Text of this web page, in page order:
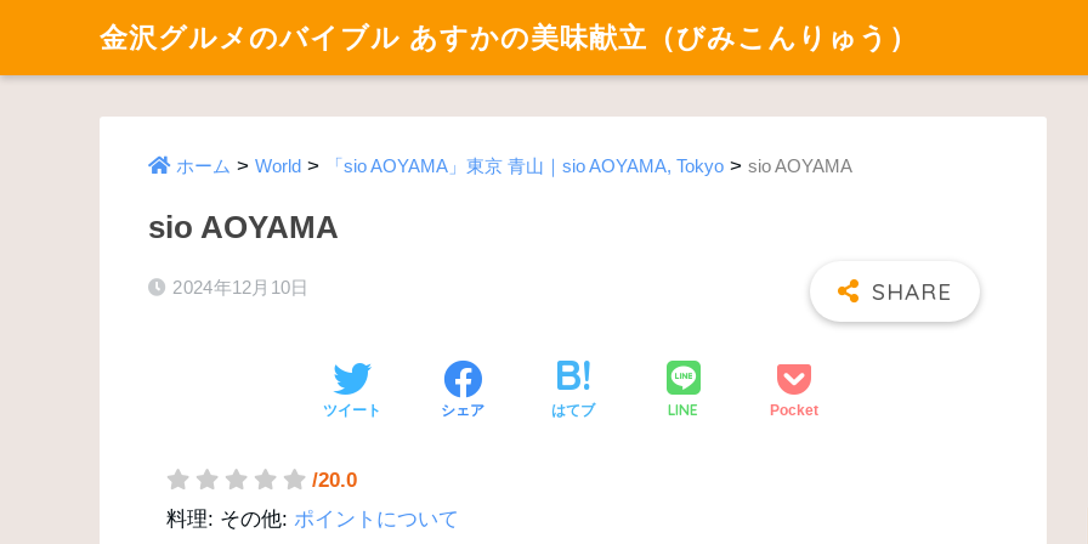
金沢グルメのバイブル あすかの美味献立（びみこんりゅう）
ホーム > World > 「sio AOYAMA」東京 青山｜sio AOYAMA, Tokyo > sio AOYAMA
sio AOYAMA
2024年12月10日
ツイート シェア はてブ LINE Pocket
/20.0
料理: その他: ポイントについて